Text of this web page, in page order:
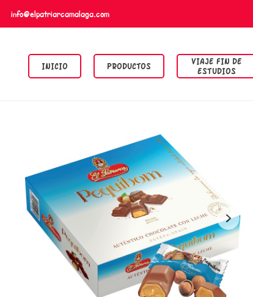
info@elpatriarcamalaga.com
INICIO PRODUCTOS
VIAJE FIN DE
ESTUDIOS